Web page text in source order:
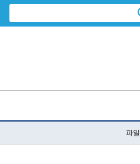
파일